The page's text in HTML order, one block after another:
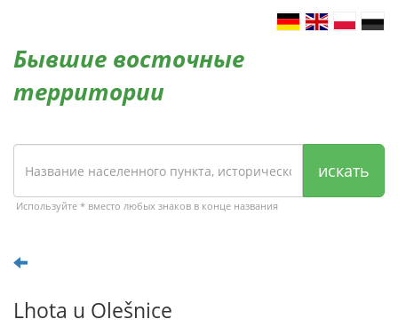
Бывшие восточные
территории
искать
Используйте * вместо любых знаков в конце названия
Lhota u Olešnice